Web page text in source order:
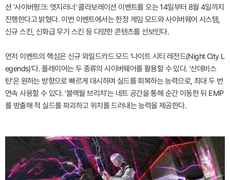
션 '사이버펑크: 엣지러너' 콜라보레이션 이벤트를 오는 14일부터 8월 4일까지
진행한다고 밝혔다. 이번 이벤트에서는 한정 게임 모드와 사이버웨어 시스템,
신규 스킨, 신화급 무기 스킨 등 다양한 콘텐츠를 선보인다.
먼저 이벤트의 핵심은 신규 와일드카드 모드 '나이트 시티 레전드(Night City L
egends)'다. 플레이어는 두 종류의 사이버웨어를 활용할 수 있다. '산데비스
탄'은 원하는 방향으로 빠르게 대시하며 실드를 회복하는 능력으로, 최대 두 번
연속 사용할 수 있다. '블랙월 브리치'는 네트 공간을 통해 순간 이동한 뒤 EMP
를 방출해 적 실드를 파괴하고 위치를 드러내는 능력을 제공한다.